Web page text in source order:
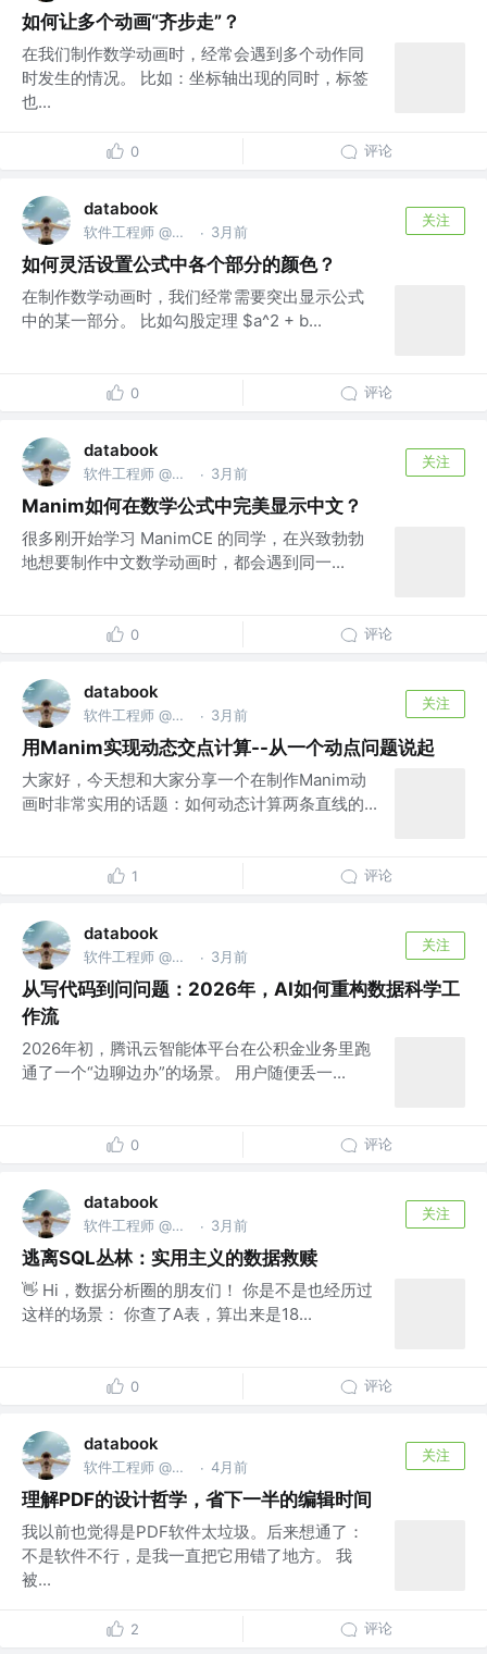
如何让多个动画“齐步走”？
在我们制作数学动画时，经常会遇到多个动作同
时发生的情况。 比如：坐标轴出现的同时，标签
也...
0 评论
databook
软件工程师 @南京亚原软件有限公司 · 3月前
关注
如何灵活设置公式中各个部分的颜色？
在制作数学动画时，我们经常需要突出显示公式
中的某一部分。 比如勾股定理 $a^2 + b...
0 评论
databook
软件工程师 @南京亚原软件有限公司 · 3月前
关注
Manim如何在数学公式中完美显示中文？
很多刚开始学习 ManimCE 的同学，在兴致勃勃
地想要制作中文数学动画时，都会遇到同一...
0 评论
databook
软件工程师 @南京亚原软件有限公司 · 3月前
关注
用Manim实现动态交点计算--从一个动点问题说起
大家好，今天想和大家分享一个在制作Manim动
画时非常实用的话题：如何动态计算两条直线的...
1 评论
databook
软件工程师 @南京亚原软件有限公司 · 3月前
关注
从写代码到问问题：2026年，AI如何重构数据科学工
作流
2026年初，腾讯云智能体平台在公积金业务里跑
通了一个“边聊边办”的场景。 用户随便丢一...
0 评论
databook
软件工程师 @南京亚原软件有限公司 · 3月前
关注
逃离SQL丛林：实用主义的数据救赎
👋 Hi，数据分析圈的朋友们！ 你是不是也经历过
这样的场景： 你查了A表，算出来是18...
0 评论
databook
软件工程师 @南京亚原软件有限公司 · 4月前
关注
理解PDF的设计哲学，省下一半的编辑时间
我以前也觉得是PDF软件太垃圾。后来想通了：
不是软件不行，是我一直把它用错了地方。 我
被...
2 评论